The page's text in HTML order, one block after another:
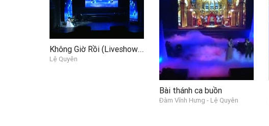
Không Giờ Rồi (Liveshow Trả Lại Thời Gian)
Lệ Quyên
Bài thánh ca buồn
Đàm Vĩnh Hưng - Lệ Quyên